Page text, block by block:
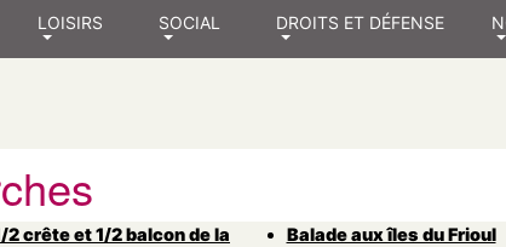
LOISIRS SOCIAL DROITS ET DÉFENSE
2 crête et 1/2 balcon de la
Balade aux îles du Frioul